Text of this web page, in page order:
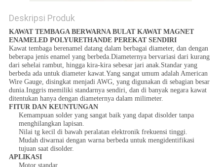
Deskripsi Produk
KAWAT TEMBAGA BERWARNA BULAT KAWAT MAGNET
ENAMELED POLYURETHANDE PEREKAT SENDIRI
Kawat tembaga berenamel datang dalam berbagai diameter, dan dengan
beberapa jenis enamel yang berbeda.Diameternya bervariasi dari kurang
dari sehelai rambut, hingga kira-kira sebesar jari anak.Standar yang
berbeda ada untuk diameter kawat.Yang sangat umum adalah American
Wire Gauge, disingkat menjadi AWG, yang digunakan di sebagian besar
dunia.Inggris memiliki standarnya sendiri, dan di banyak negara kawat
ditentukan hanya dengan diameternya dalam milimeter.
FITUR DAN KEUNTUNGAN
Kemampuan solder yang sangat baik yang dapat disolder tanpa
menghilangkan lapisan.
Nilai tg kecil di bawah peralatan elektronik frekuensi tinggi.
Mudah diwarnai dengan warna berbeda untuk mengidentifikasi
tujuan saat disolder.
APLIKASI
Motor standar